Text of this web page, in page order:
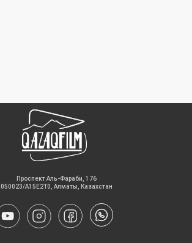
​Проспект Аль-Фараби, 176
050023/A15E2T0, Алматы, Казахстан